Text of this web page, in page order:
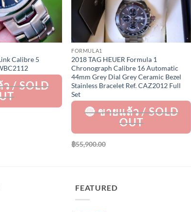
Calibre 5
FORMULA1
2018 TAG HEUER Formula 1
Chronograph Calibre 16 Automatic
44mm Grey Dial Grey Ceramic Bezel
Stainless Bracelet Ref. CAZ2012 Full
Set
฿55,900.00
FEATURED